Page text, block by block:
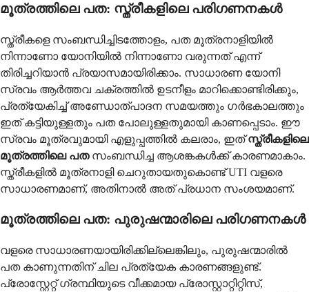
മൂത്രത്തിലെ പത: സ്ത്രീകളിലെ പരിഗണനകൾ
സ്ത്രീകളെ സംബന്ധിച്ചിടത്തോളം, പത മൂത്രനാളിയിൽ
നിന്നാണോ യോനിയിൽ നിന്നാണോ വരുന്നത് എന്ന്
തിരിച്ചറിയാൻ പ്രയാസമായിരിക്കാം. സാധാരണ യോനി
സ്രവം ആർത്തവ ചക്രത്തിൽ ഉടനീളം മാറിക്കൊണ്ടിരിക്കും,
പ്രത്യേകിച്ച് അണ്ഡോത്പാദന സമയത്തും ഗർഭകാലത്തും
ഇത് കട്ടിയുള്ളതും പത പോലുള്ളതുമായി കാണപ്പെടാം. ഈ
സ്രവം മൂത്രവുമായി എളുപ്പത്തിൽ കലരാം, ഇത്സ്ത്രീകളിലെ
മൂത്രത്തിലെ പതസംബന്ധിച്ച ആശങ്കകൾക്ക് കാരണമാകാം.
സ്ത്രീകളിൽ മൂത്രനാളി ചെറുതായതുകൊണ്ട് UTI വളരെ
സാധാരണമാണ്, അതിനാൽ അത് പ്രധാന സംശയമാണ്.
മൂത്രത്തിലെ പത: പുരുഷന്മാരിലെ പരിഗണനകൾ
വളരെ സാധാരണയായിരിക്കില്ലെങ്കിലും, പുരുഷന്മാരിൽ
പത കാണുന്നതിന് ചില പ്രത്യേക കാരണങ്ങളുണ്ട്.
പ്രോസ്റ്റേറ്റ് ഗ്രന്ഥിയുടെ വീക്കമായ പ്രോസ്റ്റാറ്റിറ്റിസ്,